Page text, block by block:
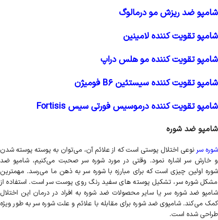
شامپو ضد ریزش مو درمالوگ
شامپو تقویت کننده لامینین
شامپو تقویت کننده مو هلس دراپ
شامپو تقویت کننده سیستئین B6 فومیژن
شامپو تقویت کننده درموسیس فورتی سیس Fortisis
شامپو ضد شوره
شوره سر نوعی اختلال پوستی است که از علائم آن، می‌توان به پوسته پوسته شدن
و خارش سر اشاره نمود. وقتی در مورد شوره سر صحبت می‌کنیم، شامپو ضد
شوره اولین چیزی است که برای مبارزه با شوره سر به ذهن ما می‌رسد. مهمترین
مشکل شوره سر، تشکیل پوسته های سفید رنگ روی پوست سر است. استفاده از
شامپو ضد شوره سر یا سایر محصولات ضد شوره به افراد در درمان این اختلال
کمک می‌کند. شامپوی ضد شوره برای مقابله با علائم و علت شوره سر به طور ویژه
طراحی شده است.